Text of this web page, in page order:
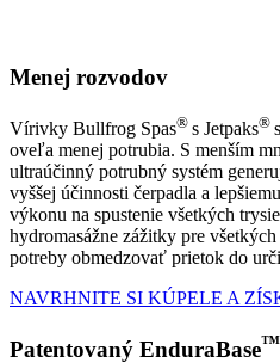
Menej rozvodov
Vírivky Bullfrog Spas® s Jetpaks®
oveľa menej potrubia. S menším
ultraúčinný potrubný systém
vyššej účinnosti čerpadla a
výkonu na spustenie všetkých
hydromasážne zážitky pre
potreby obmedzovať prietok do
NAVRHNITE SI KÚPELE A
Patentovaný EnduraBase™